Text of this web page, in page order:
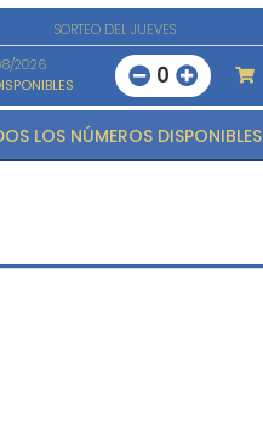
SORTEO DEL JUEVES
2026
0
VER TODOS LOS NÚMEROS DISPONIBLES